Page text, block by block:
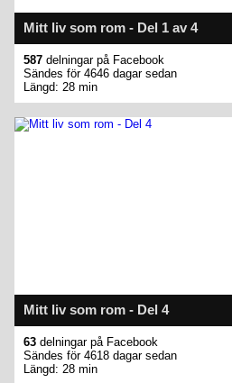
Mitt liv som rom - Del 1 av 4
587 delningar på Facebook
Sändes för 4646 dagar sedan
Längd: 28 min
Mitt liv som rom - Del 4
63 delningar på Facebook
Sändes för 4618 dagar sedan
Längd: 28 min